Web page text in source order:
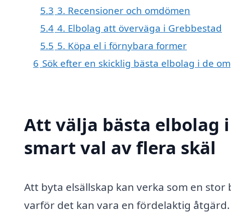
5.3 3. Recensioner och omdömen
5.4 4. Elbolag att överväga i Grebbestad
5.5 5. Köpa el i förnybara former
6 Sök efter en skicklig bästa elbolag i de
Att välja bästa elbolag
smart val av flera skäl
Att byta elsällskap kan verka som en
varför det kan vara en fördelaktig